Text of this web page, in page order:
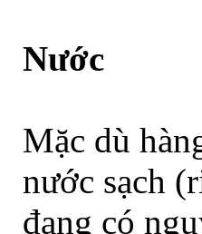
Nước
Mặc dù
nước sạch
đang có